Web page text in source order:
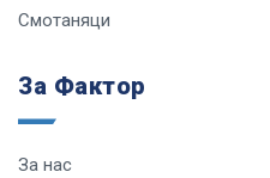
Смотаняци
За Фактор
За нас